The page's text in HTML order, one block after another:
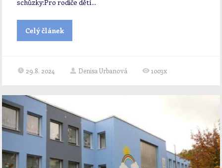
schůzky:Pro rodiče dětí...
Celý článek
29.8. 2024 Denisa Urbanová 1003x